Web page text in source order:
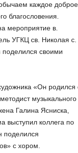
каждое доброе
благословения.
мероприятие в.
УГКЦ св. Николая с.
своими
«Он родился
музыкального
Галина Ясниска,
выступил коллега по
поделился
с хором.